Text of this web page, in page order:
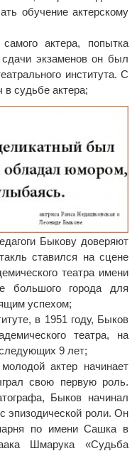
обучение актерскому
актера, попытка
экзаменов он был
института. С
в судьбе актера;
Быкову доверяют
ставился на сцене
театра имени
большого города для
успехом;
в 1951 году, Быков
театра, на
9 лет;
актер начинает
свою первую роль.
Быков начинал
эпизодической роли. Он
по имени Сашка в
Шмарука «Судьба